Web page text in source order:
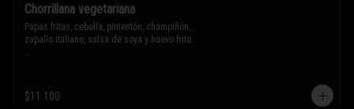
Chorrillana vegetariana
Papas fritas, cebolla, pimentón, champiñón,
zapallo italiano, salsa de soya y huevo frito.
Sólo puedes solicitar eliminar un
ingrediente.
$11.100